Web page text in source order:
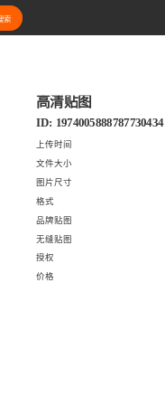
索
高清贴图
ID: 1974005888787730434
上传时间
文件大小
图片尺寸
格式
品牌贴图
无缝贴图
授权
价格